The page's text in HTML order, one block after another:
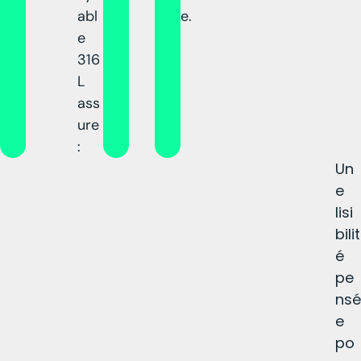
abl
e
316
L
ass
ure
:
e.
Un
e
lisi
bilit
é
pe
nsé
e
po